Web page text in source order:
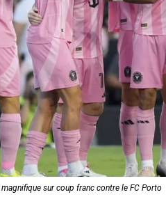
sur coup franc contre le FC Porto